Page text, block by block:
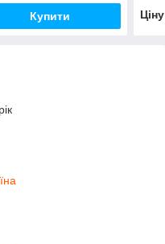
Купити